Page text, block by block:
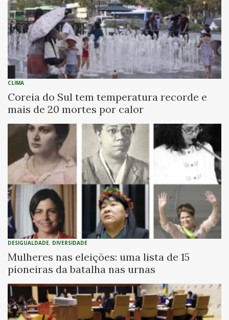
CLIMA
Coreia do Sul tem temperatura recorde e
mais de 20 mortes por calor
DESIGUALDADE, DIVERSIDADE
Mulheres nas eleições: uma lista de 15
pioneiras da batalha nas urnas